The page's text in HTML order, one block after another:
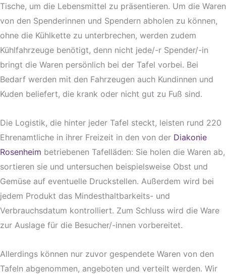
Tische, um die Lebensmittel zu präsentieren. Um die Waren
von den Spenderinnen und Spendern abholen zu können,
ohne die Kühlkette zu unterbrechen, werden zudem
Kühlfahrzeuge benötigt, denn nicht jede/-r Spender/-in
bringt die Waren persönlich bei der Tafel vorbei. Bei
Bedarf werden mit den Fahrzeugen auch Kundinnen und
Kuden beliefert, die krank oder nicht gut zu Fuß sind.
Die Logistik, die hinter jeder Tafel steckt, leisten rund 220
Ehrenamtliche in ihrer Freizeit in den von der Diakonie
Rosenheim betriebenen Tafelläden: Sie holen die Waren ab,
sortieren sie und untersuchen beispielsweise Obst und
Gemüse auf eventuelle Druckstellen. Außerdem wird bei
jedem Produkt das Mindesthaltbarkeits- und
Verbrauchsdatum kontrolliert. Zum Schluss wird die Ware
zur Auslage für die Besucher/-innen vorbereitet.
Allerdings können nur zuvor gespendete Waren von den
Tafeln abgenommen, angeboten und verteilt werden. Wir